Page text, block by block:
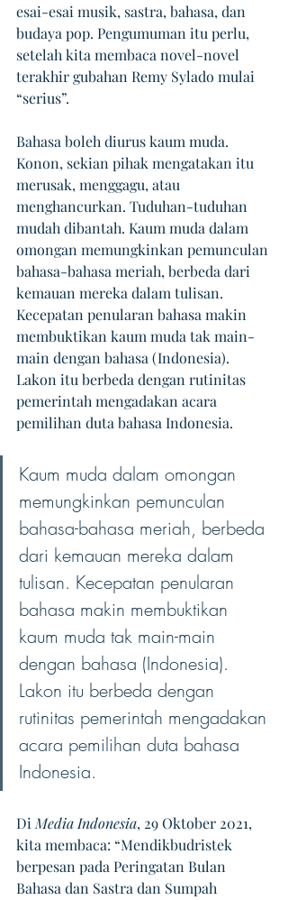
esai-esai musik, sastra, bahasa, dan
budaya pop. Pengumuman itu perlu,
setelah kita membaca novel-novel
terakhir gubahan Remy Sylado mulai
“serius”.
Bahasa boleh diurus kaum muda.
Konon, sekian pihak mengatakan itu
merusak, menggagu, atau
menghancurkan. Tuduhan-tuduhan
mudah dibantah. Kaum muda dalam
omongan memungkinkan pemunculan
bahasa-bahasa meriah, berbeda dari
kemauan mereka dalam tulisan.
Kecepatan penularan bahasa makin
membuktikan kaum muda tak main-
main dengan bahasa (Indonesia).
Lakon itu berbeda dengan rutinitas
pemerintah mengadakan acara
pemilihan duta bahasa Indonesia.
Kaum muda dalam omongan
memungkinkan pemunculan
bahasa-bahasa meriah, berbeda
dari kemauan mereka dalam
tulisan. Kecepatan penularan
bahasa makin membuktikan
kaum muda tak main-main
dengan bahasa (Indonesia).
Lakon itu berbeda dengan
rutinitas pemerintah mengadakan
acara pemilihan duta bahasa
Indonesia.
Di Media Indonesia, 29 Oktober 2021,
kita membaca: “Mendikbudristek
berpesan pada Peringatan Bulan
Bahasa dan Sastra dan Sumpah